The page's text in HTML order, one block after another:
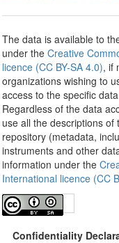
The data is available to
under the Creative
licence (CC BY-SA 4.0), if
organizations wishing to
access to the specific
Regardless of the data
use all the descriptions
repository (metadata,
instruments and other
information under the
International licence (CC
Confidentiality